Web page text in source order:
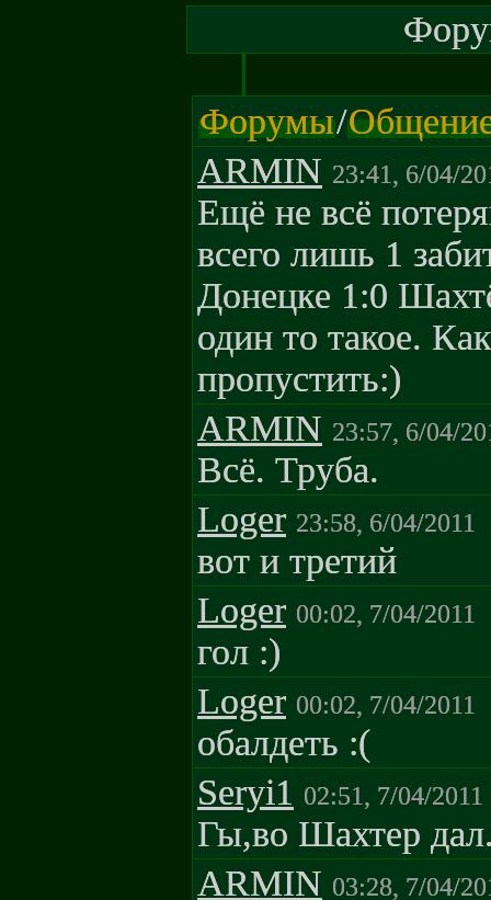
Форумы/
ARMIN 23:41, 6/04/
Ещё не всё
всего лишь 1
Донецке 1:0
один то такое.
пропустить:)
ARMIN 23:57, 6/04/
Всё. Труба.
Loger 23:58, 6/04/2011
вот и третий
Loger 00:02, 7/04/2011
гол :)
Loger 00:02, 7/04/2011
обалдеть :(
Seryi1 02:51, 7/04/2011
Гы,во Шахтер
ARMIN 03:28, 7/04/